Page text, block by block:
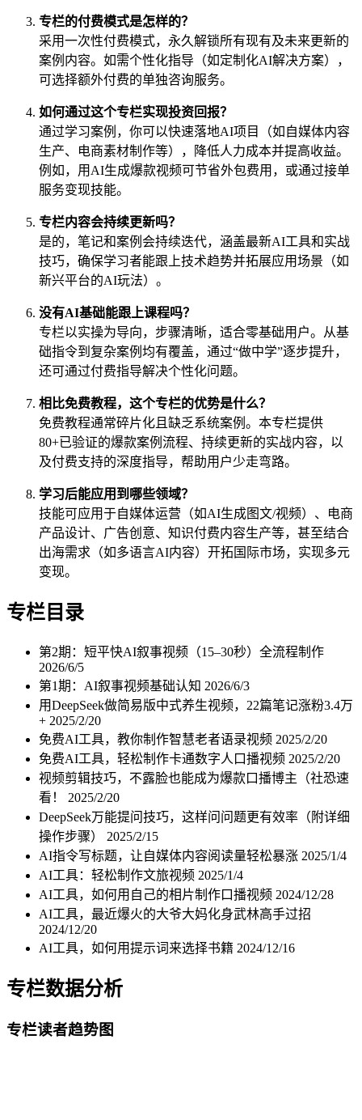
专栏的付费模式是怎样的？
采用一次性付费模式，永久解锁所有现有及未来更新的
案例内容。如需个性化指导（如定制化AI解决方案），
可选择额外付费的单独咨询服务。
如何通过这个专栏实现投资回报？
通过学习案例，你可以快速落地AI项目（如自媒体内容
生产、电商素材制作等），降低人力成本并提高收益。
例如，用AI生成爆款视频可节省外包费用，或通过接单
服务变现技能。
专栏内容会持续更新吗？
是的，笔记和案例会持续迭代，涵盖最新AI工具和实战
技巧，确保学习者能跟上技术趋势并拓展应用场景（如
新兴平台的AI玩法）。
没有AI基础能跟上课程吗？
专栏以实操为导向，步骤清晰，适合零基础用户。从基
础指令到复杂案例均有覆盖，通过“做中学”逐步提升，
还可通过付费指导解决个性化问题。
相比免费教程，这个专栏的优势是什么？
免费教程通常碎片化且缺乏系统案例。本专栏提供
80+已验证的爆款案例流程、持续更新的实战内容，以
及付费支持的深度指导，帮助用户少走弯路。
学习后能应用到哪些领域？
技能可应用于自媒体运营（如AI生成图文/视频）、电商
产品设计、广告创意、知识付费内容生产等，甚至结合
出海需求（如多语言AI内容）开拓国际市场，实现多元
变现。
专栏目录
第2期：短平快AI叙事视频（15–30秒）全流程制作
2026/6/5
第1期：AI叙事视频基础认知 2026/6/3
用DeepSeek做简易版中式养生视频，22篇笔记涨粉3.4万
+ 2025/2/20
免费AI工具，教你制作智慧老者语录视频 2025/2/20
免费AI工具，轻松制作卡通数字人口播视频 2025/2/20
视频剪辑技巧，不露脸也能成为爆款口播博主（社恐速
看！ 2025/2/20
DeepSeek万能提问技巧，这样问问题更有效率（附详细
操作步骤） 2025/2/15
AI指令写标题，让自媒体内容阅读量轻松暴涨 2025/1/4
AI工具：轻松制作文旅视频 2025/1/4
AI工具，如何用自己的相片制作口播视频 2024/12/28
AI工具，最近爆火的大爷大妈化身武林高手过招
2024/12/20
AI工具，如何用提示词来选择书籍 2024/12/16
专栏数据分析
专栏读者趋势图